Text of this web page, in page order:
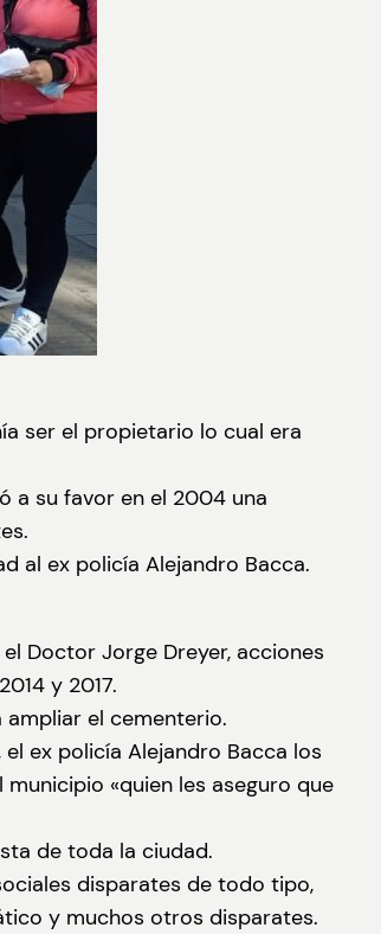
ser el propietario lo cual era
a su favor en el 2004 una
al ex policía Alejandro Bacca.
Doctor Jorge Dreyer, acciones
y 2017.
ampliar el cementerio.
ex policía Alejandro Bacca los
«quien les aseguro que
de toda la ciudad.
disparates de todo tipo,
y muchos otros disparates.